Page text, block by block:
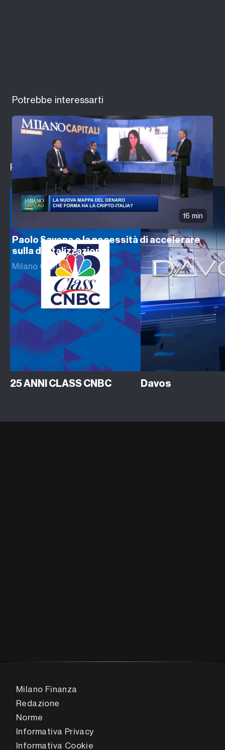
Potrebbe interessarti
16 min
Paolo Savona e la necessità di accelerare
sulla digitalizzazione
Milano Capitali
Programmi in evidenza
25 ANNI CLASS CNBC Davos
Milano Finanza
Redazione
Norme
Informativa Privacy
Informativa Cookie